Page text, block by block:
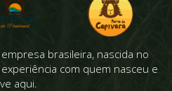
brasileira, nascida no
com quem nasceu e
aqui.